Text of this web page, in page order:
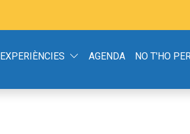
EXPERIÈNCIES AGENDA NO T'HO